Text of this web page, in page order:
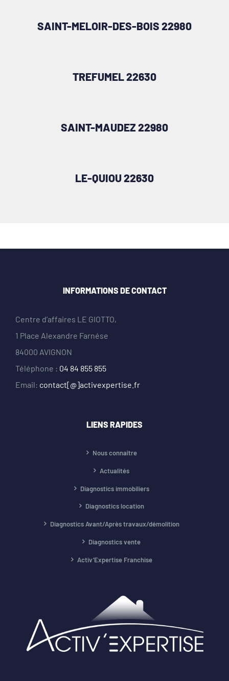
SAINT-MELOIR-DES-BOIS 22980
TREFUMEL 22630
SAINT-MAUDEZ 22980
LE-QUIOU 22630
INFORMATIONS DE CONTACT
Centre d’affaires LE GIOTTO,
1 Place Alexandre Farnése
84000 AVIGNON
Téléphone : 04 84 855 855
Email: contact[@]activexpertise.fr
LIENS RAPIDES
Nous connaître
Actualités
Diagnostics immobiliers
Diagnostics location
Diagnostics Avant/Après travaux/démolition
Diagnostics vente
Activ’Expertise Franchise